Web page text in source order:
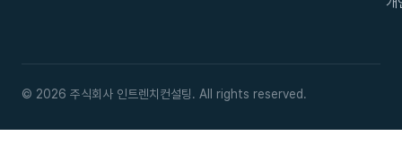
© 2026 주식회사 인트렌치컨설팅. All rights reserved.